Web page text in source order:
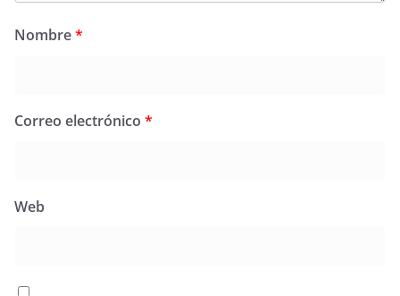
Nombre*
Correo electrónico *
Web